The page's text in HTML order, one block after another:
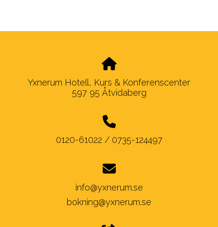
Yxnerum Hotell, Kurs & Konferenscenter
597 95 Åtvidaberg
0120-61022 / 0735-124497
info@yxnerum.se
bokning@yxnerum.se